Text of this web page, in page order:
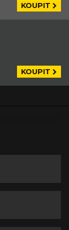
KOUPIT
KOUPIT